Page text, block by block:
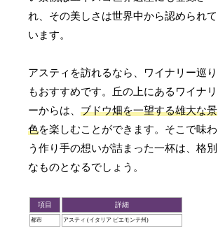
れ、その美しさは世界中から認められて
います。
アスティを訪れるなら、ワイナリー巡り
もおすすめです。丘の上にあるワイナリ
ーからは、ブドウ畑を一望する雄大な景
色を楽しむことができます。そこで味わ
う作り手の想いが詰まった一杯は、格別
なものとなるでしょう。
項目 詳細
都市 アスティ (イタリア ピエモンテ州)